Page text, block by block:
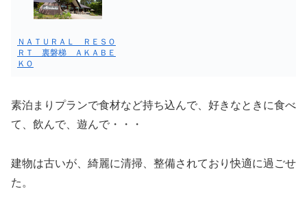
ＮＡＴＵＲＡＬ ＲＥＳＯ
ＲＴ 裏磐梯 ＡＫＡＢＥ
ＫＯ
素泊まりプランで食材など持ち込んで、好きなときに食べ
て、飲んで、遊んで・・・
建物は古いが、綺麗に清掃、整備されており快適に過ごせ
た。